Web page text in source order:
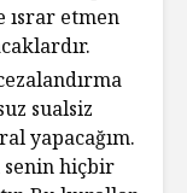
ısrar etmen
sualsiz
yapacağım.
senin hiçbir